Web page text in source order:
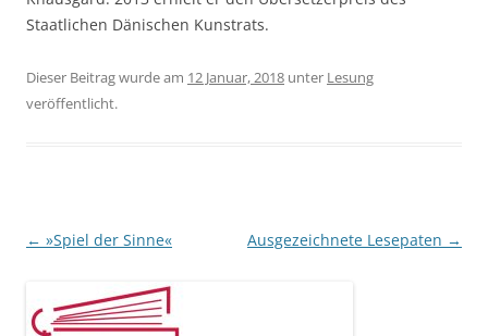
Staatlichen Dänischen Kunstrats.
Dieser Beitrag wurde am 12 Januar, 2018 unter Lesung
veröffentlicht.
Beitragsnavigation
← »Spiel der Sinne« Ausgezeichnete Lesepaten →